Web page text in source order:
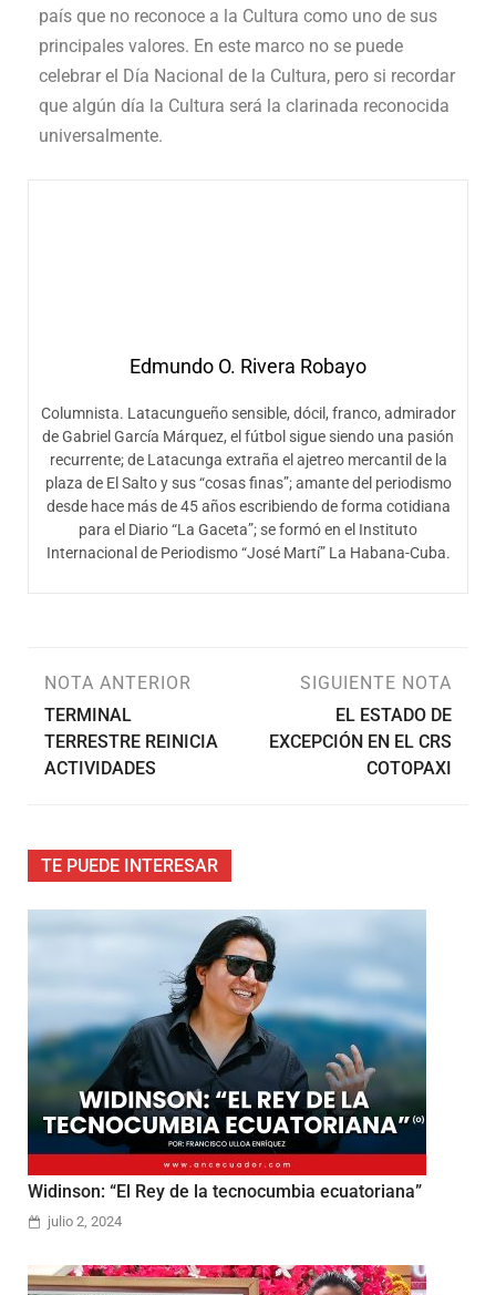
país que no reconoce a la Cultura como uno de sus
principales valores. En este marco no se puede
celebrar el Día Nacional de la Cultura, pero si recordar
que algún día la Cultura será la clarinada reconocida
universalmente.
Edmundo O. Rivera Robayo
Columnista. Latacungueño sensible, dócil, franco, admirador
de Gabriel García Márquez, el fútbol sigue siendo una pasión
recurrente; de Latacunga extraña el ajetreo mercantil de la
plaza de El Salto y sus “cosas finas”; amante del periodismo
desde hace más de 45 años escribiendo de forma cotidiana
para el Diario “La Gaceta”; se formó en el Instituto
Internacional de Periodismo “José Martí” La Habana-Cuba.
NOTA ANTERIOR
TERMINAL
TERRESTRE REINICIA
ACTIVIDADES
SIGUIENTE NOTA
EL ESTADO DE
EXCEPCIÓN EN EL CRS
COTOPAXI
TE PUEDE INTERESAR
Widinson: “El Rey de la tecnocumbia ecuatoriana”
julio 2, 2024